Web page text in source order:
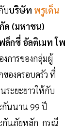
บบริษัท พรูเด็น
ด (มหาชน)
ล็กซี่ อัลติเมท โพ
การของกลุ่มผู้
องครอบครัว ที่
ระยะยาวให้กับ
กันนาน 99 ปี
ะกันภัยหลัก กรณี